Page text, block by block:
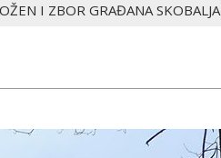
I ZBOR GRAĐANA SKOBALJA